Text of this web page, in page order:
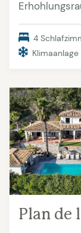
4
Klimaanlage
Plan de